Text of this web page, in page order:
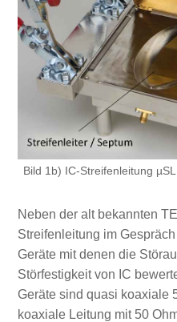
Bild 1b) IC-Streifenleitung
Neben der alt bekannten
Streifenleitung im Gespräch
Geräte mit denen die
Störfestigkeit von IC
Geräte sind quasi koaxiale
koaxiale Leitung mit 50